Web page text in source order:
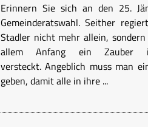
Erinnern Sie sich an den 25.
Gemeinderatswahl. Seither
Stadler nicht mehr allein,
allem Anfang ein Zauber
versteckt. Angeblich muss man
geben, damit alle in ihre ...